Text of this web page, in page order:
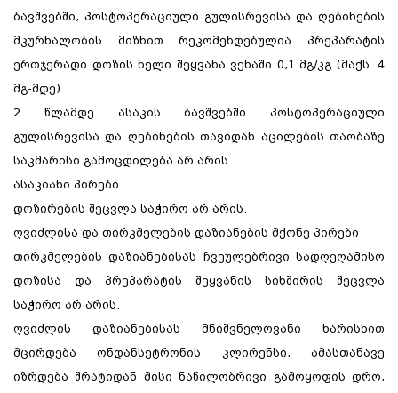
ბავშვებში, პოსტოპერაციული გულისრევისა და ღებინების
მკურნალობის მიზნით რეკომენდებულია პრეპარატის
ერთჯერადი დოზის ნელი შეყვანა ვენაში 0,1 მგ/კგ (მაქს. 4
მგ-მდე).
2 წლამდე ასაკის ბავშვებში პოსტოპერაციული
გულისრევისა და ღებინების თავიდან აცილების თაობაზე
საკმარისი გამოცდილება არ არის.
ასაკიანი პირები
დოზირების შეცვლა საჭირო არ არის.
ღვიძლისა და თირკმელების დაზიანების მქონე პირები
თირკმელების დაზიანებისას ჩვეულებრივი სადღეღამისო
დოზისა და პრეპარატის შეყვანის სიხშირის შეცვლა
საჭირო არ არის.
ღვიძლის დაზიანებისას მნიშვნელოვანი ხარისხით
მცირდება ონდანსეტრონის კლირენსი, ამასთანავე
იზრდება შრატიდან მისი ნაწილობრივი გამოყოფის დრო,